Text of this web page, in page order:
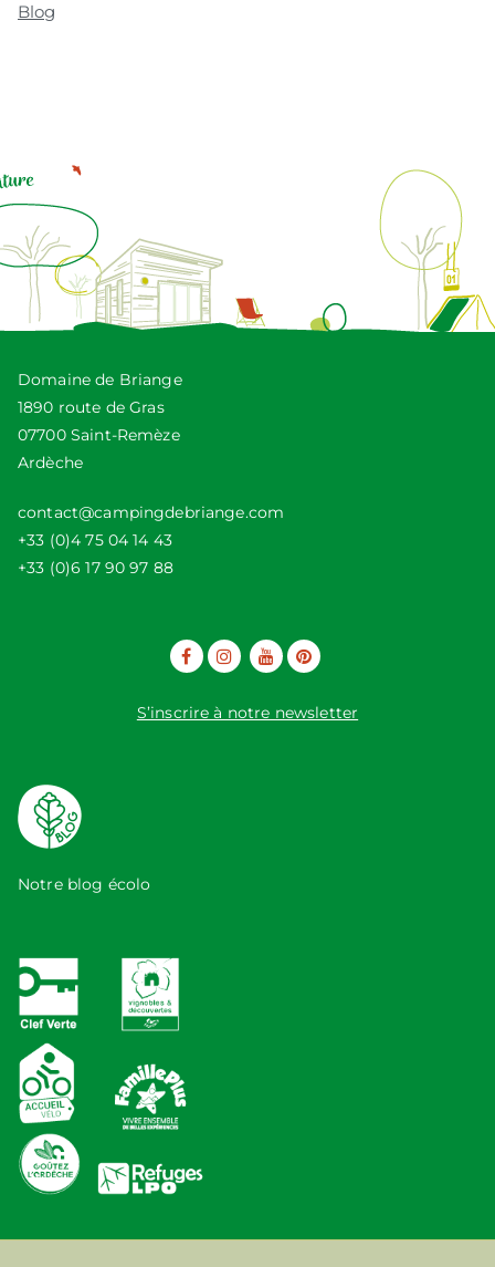
Blog
Domaine de Briange
1890 route de Gras
07700 Saint-Remèze
Ardèche
contact@campingdebriange.com
+33 (0)4 75 04 14 43
+33 (0)6 17 90 97 88
S’inscrire à notre newsletter
Notre blog écolo